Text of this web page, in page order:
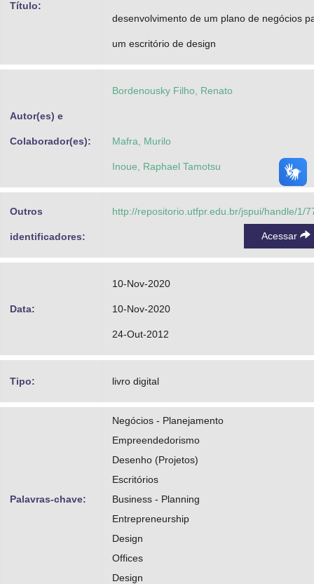
Título:
desenvolvimento de um plano de negócios
um escritório de design
Autor(es) e
Colaborador(es):
Bordenousky Filho, Renato
Mafra, Murilo
Inoue, Raphael Tamotsu
Outros
identificadores:
http://repositorio.utfpr.edu.br/jspui/handle/1/
Acessar
Data:
10-Nov-2020
10-Nov-2020
24-Out-2012
Tipo: livro digital
Palavras-chave:
Negócios - Planejamento
Empreendedorismo
Desenho (Projetos)
Escritórios
Business - Planning
Entrepreneurship
Design
Offices
Design